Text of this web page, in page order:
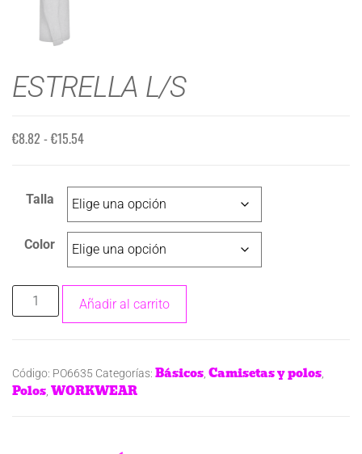
ESTRELLA L/S
€8.82 -€15.54
Talla
Color
Añadir al carrito
Código: PO6635 Categorías: Básicos Camisetas y polos
Polos WORKWEAR